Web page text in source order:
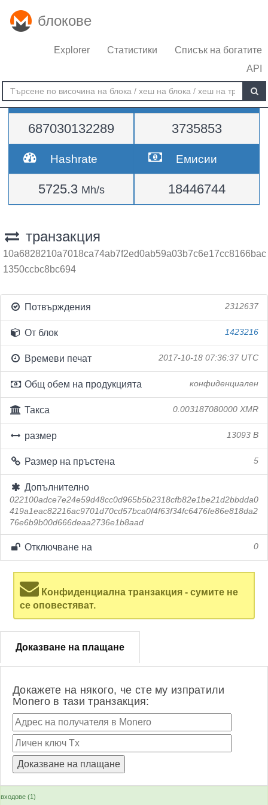
блокове
Explorer Статистики
Списък на богатите
API
Трудност
687030132289
височина
3735853
Hashrate
5725.3 Mh/s
Емисии
18446744
транзакция
10a6828210a7018ca74ab7f2ed0ab59a03b7c6e17cc8166bac
1350ccbc8bc694
Потвърждения 2312637
От блок 1423216
Времеви печат 2017-10-18 07:36:37 UTC
Общ обем на продукцията конфиденциален
Такса 0.003187080000 XMR
размер 13093 B
Размер на пръстена 5
Допълнително
022100adce7e24e59d48cc0d965b5b2318cfb82e1be21d2bbdda0
419a1eac82216ac9701d70cd57bca0f4f63f34fc6476fe86e818da2
76e6b9b00d666deaa2736e1b8aad
Отключване на 0
Конфиденциална транзакция - сумите не
се оповестяват.
Доказване на плащане
Докажете на някого, че сте му изпратили
Monero в тази транзакция:
входове (1)